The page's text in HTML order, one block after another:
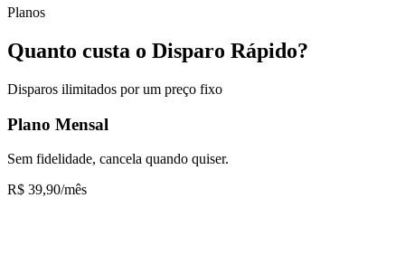
Planos
Quanto custa o Disparo Rápido?
Disparos ilimitados por um preço fixo
Plano Mensal
Sem fidelidade, cancela quando quiser.
R$ 39,90/mês